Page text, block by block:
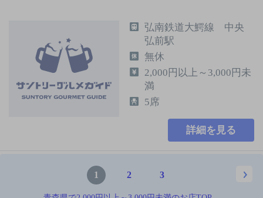
弘南鉄道大鰐線 中央
弘前駅
無休
2,000円以上～3,000円未
満
5席
詳細を見る
1 2 3